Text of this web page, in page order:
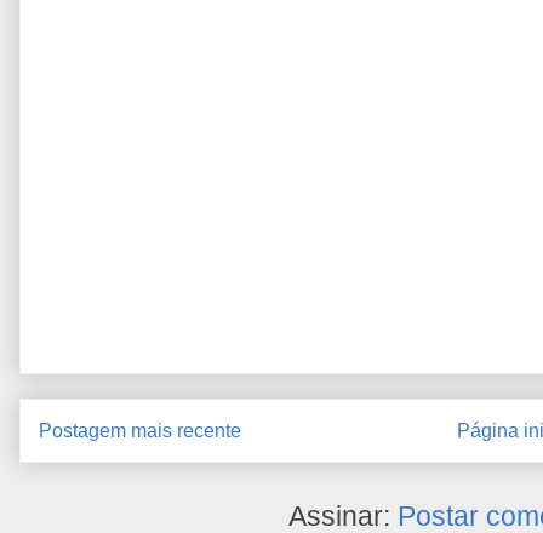
Postagem mais recente Página
Assinar: Postar